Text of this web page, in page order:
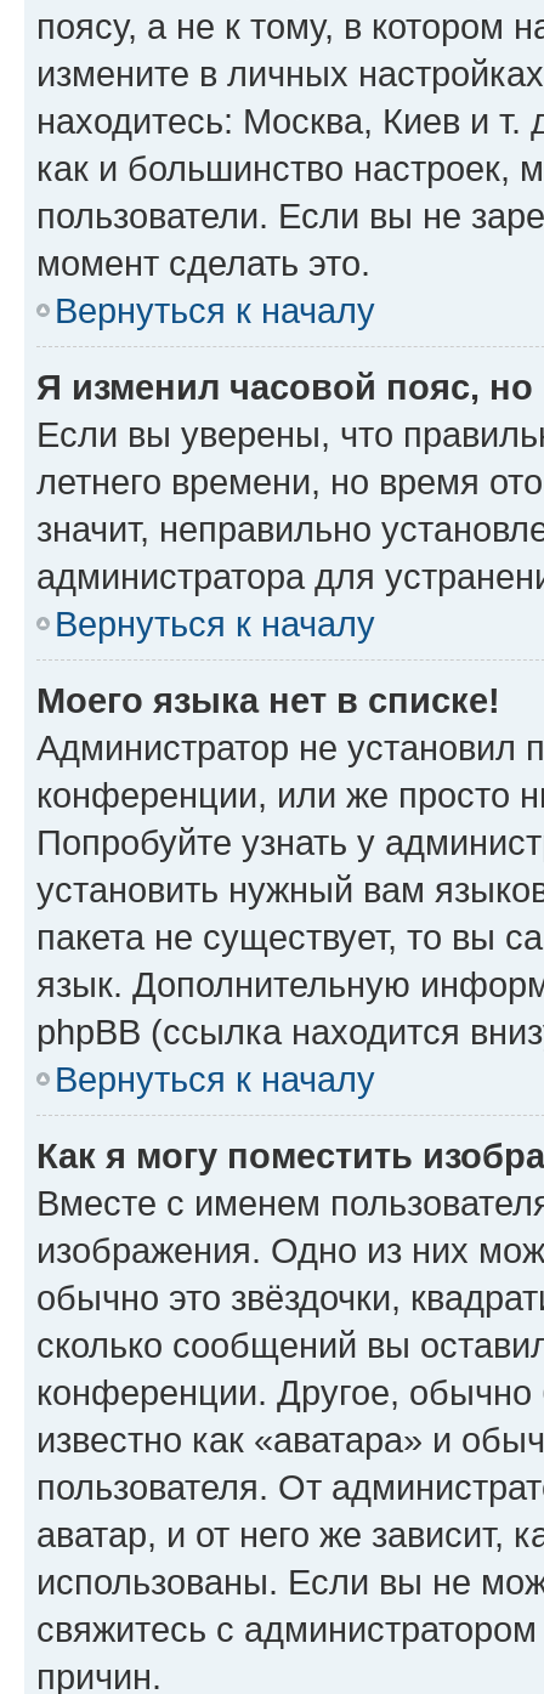
поясу, а не к тому, в котором
измените в личных
находитесь: Москва, Киев и т.
как и большинство настроек,
пользователи. Если вы не
момент сделать это.
Вернуться к началу
Я изменил часовой пояс,
Если вы уверены, что
летнего времени, но время
значит, неправильно
администратора для
Вернуться к началу
Моего языка нет в списке!
Администратор не установил
конференции, или же просто
Попробуйте узнать у
установить нужный вам
пакета не существует, то вы
язык. Дополнительную
phpBB (ссылка находится
Вернуться к началу
Как я могу поместить
Вместе с именем
изображения. Одно из них
обычно это звёздочки,
сколько сообщений вы
конференции. Другое,
известно как «аватара» и
пользователя. От
аватар, и от него же зависит,
использованы. Если вы не
свяжитесь с
причин.